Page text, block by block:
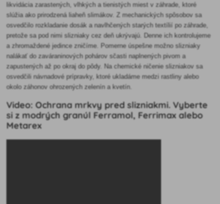
likvidácia zarastených, vlhkých a tienistých miest v záhrade, ktoré
slúžia ako prirodzená liaheň slimákov. Z mechanických spôsobov sa
osvedčilo rozkladanie dosák a navlhčených starých textílií po záhrade,
pretože sa pod nimi slizniaky cez deň ukrývajú. Denne ich kontrolujeme
a zhromaždené jedince zničíme. Pomerne úspešne možno slizniaky
nalákať do zaváraninových pohárov sčasti naplnených pivom a
zapustených až po okraj do pôdy. Na chemické ničenie slizniakov sa
osvedčili návnadové prípravky, ktoré ukladáme medzi rastliny alebo
okolo záhonov ohrozených zelenín a kvetín.
Video: Ochrana mrkvy pred slizniakmi. Vyberte
si z modrých granúl Ferramol, Ferrimax alebo
Metarex